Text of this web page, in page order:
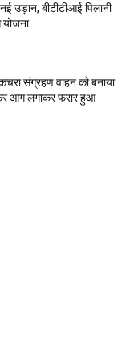
उड़ान, बीटीटीआई पिलानी
योजना
संग्रहण वाहन को बनाया
आग लगाकर फरार हुआ